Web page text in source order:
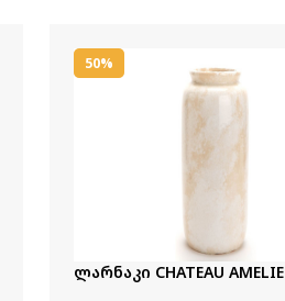
50%
ლარნაკი CHATEAU AMELIE